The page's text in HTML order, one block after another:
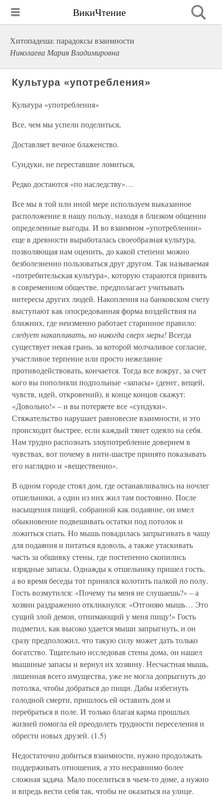
ВикиЧтение
Хитопадеша: парадоксы взаимности
Николаева Мария Владимировна
Культура «употребления»
Культура «употребления»
Все, чем мы успели поделиться,
Доставляет вечное блаженство.
Сундуки, не переставшие ломиться,
Редко достаются «по наследству»…
Все мы в той или иной мере используем выказанное
расположение в нашу пользу, находя в близком общении
определенные выгоды. И во взаимном «употреблении»
еще в древности выработалась своеобразная культура,
позволяющая нам оценить, до какой степени можно
безболезненно пользоваться друг другом. Так называемая
«потребительская культура», которую стараются привить
в современном обществе, предполагает учитывать
интересы других людей. Накопления на банковском счету
выступают как опосредованная форма воздействия на
ближних, где неизменно работает старинное правило:
следует накапливать, но никогда сверх меры!Всегда
существует некая грань, за которой молчаливое согласие,
участливое терпение или просто нежелание
противодействовать, кончается. Тогда все вокруг, за счет
кого вы пополняли подпольные «запасы» (денег, вещей,
чувств, идей, откровений), в конце концов скажут:
«Довольно!» – и вы потеряете все «сундуки».
Стяжательство нарушает равновесие взаимности, и это
происходит быстрее, если каждый тянет одеяло на себя.
Нам трудно распознать злоупотребление доверием в
чувствах, вот почему в нити-шастре принято показывать
его наглядно и «вещественно».
В одном городе стоял дом, где останавливались на ночлег
отшельники, а один из них жил там постоянно. После
насыщения пищей, собранной как подаяние, он имел
обыкновение подвешивать остатки под потолок и
ложиться спать. Но мышь повадилась запрыгивать в чашу
для подаяния и питаться вдоволь, а также утаскивать
часть за обшивку стены, где постепенно скопились
изрядные запасы. Однажды к отшельнику пришел гость,
а во время беседы тот принялся колотить палкой по полу.
Гость возмутился: «Почему ты меня не слушаешь?» – а
хозяин раздраженно откликнулся: «Отгоняю мышь… Это
сущий злой демон, отнимающий у меня пищу!» Гость
подметил, как высоко удается мыши запрыгнуть, и он
сразу предположил, что такую силу может дать только
богатство. Тщательно исследовав стены дома, он нашел
мышиные запасы и вернул их хозяину. Несчастная мышь,
лишенная всего имущества, уже не могла допрыгнуть до
потолка, чтобы добраться до пищи. Дабы избегнуть
голодной смерти, пришлось ей оставить дом и
перебраться в поле. И только благая карма прошлых
жизней помогла ей преодолеть трудности переселения и
обрести новых друзей. (1.5)
Недостаточно добиться взаимности, нужно продолжать
поддерживать отношения, а это несравнимо более
сложная задача. Мало поселиться в чьем-то доме, а нужно
и впредь вести себя так, чтобы не оказаться на улице.